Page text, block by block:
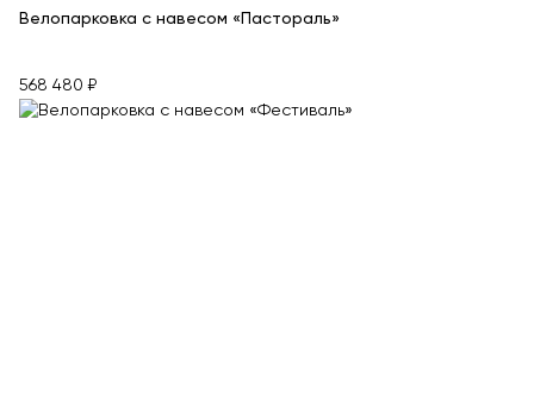
Велопарковка с навесом «Пастораль»
568 480 ₽